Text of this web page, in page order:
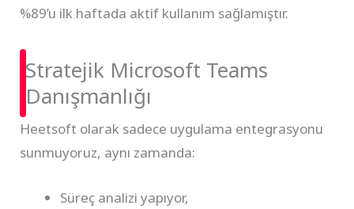
%89’u ilk haftada aktif kullanım sağlamıştır.
Stratejik Microsoft Teams
Danışmanlığı
Heetsoft olarak sadece uygulama entegrasyonu
sunmuyoruz, aynı zamanda:
Süreç analizi yapıyor,